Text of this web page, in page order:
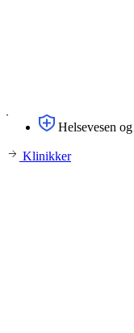
Helsevesen
Klinikker